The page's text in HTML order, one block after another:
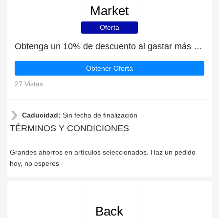
Market
Oferta
Obtenga un 10% de descuento al gastar más de 70€
Obtener Oferta
27 Vistas
Caducidad: Sin fecha de finalización
TÉRMINOS Y CONDICIONES
Grandes ahorros en artículos seleccionados. Haz un pedido
hoy, no esperes
Back